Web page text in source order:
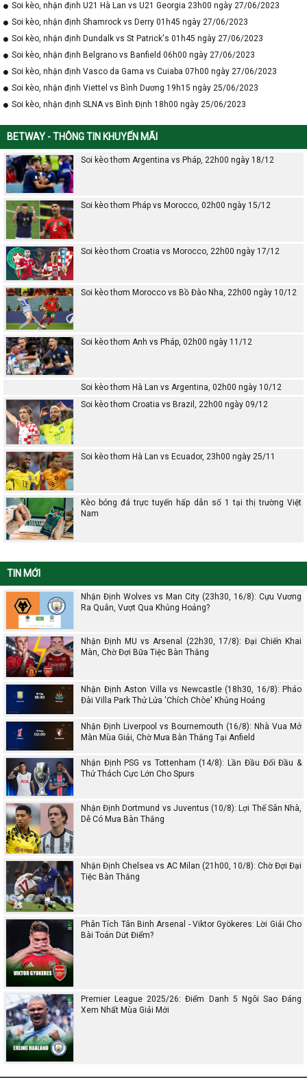
Soi kèo, nhận định U21 Hà Lan vs U21 Georgia 23h00 ngày 27/06/2023
Soi kèo, nhận định Shamrock vs Derry 01h45 ngày 27/06/2023
Soi kèo, nhận định Dundalk vs St Patrick's 01h45 ngày 27/06/2023
Soi kèo, nhận định Belgrano vs Banfield 06h00 ngày 27/06/2023
Soi kèo, nhận định Vasco da Gama vs Cuiaba 07h00 ngày 27/06/2023
Soi kèo, nhận định Viettel vs Bình Dương 19h15 ngày 25/06/2023
Soi kèo, nhận định SLNA vs Bình Định 18h00 ngày 25/06/2023
BETWAY - THÔNG TIN KHUYẾN MÃI
Soi kèo thơm Argentina vs Pháp, 22h00 ngày 18/12
Soi kèo thơm Pháp vs Morocco, 02h00 ngày 15/12
Soi kèo thơm Croatia vs Morocco, 22h00 ngày 17/12
Soi kèo thơm Morocco vs Bồ Đào Nha, 22h00 ngày 10/12
Soi kèo thơm Anh vs Pháp, 02h00 ngày 11/12
Soi kèo thơm Hà Lan vs Argentina, 02h00 ngày 10/12
Soi kèo thơm Croatia vs Brazil, 22h00 ngày 09/12
Soi kèo thơm Hà Lan vs Ecuador, 23h00 ngày 25/11
Kèo bóng đá trực tuyến hấp dẫn số 1 tại thị trường Việt
Nam
TIN MỚI
Nhận Định Wolves vs Man City (23h30, 16/8): Cựu Vương
Ra Quân, Vượt Qua Khủng Hoảng?
Nhận Định MU vs Arsenal (22h30, 17/8): Đại Chiến Khai
Màn, Chờ Đợi Bữa Tiệc Bàn Thắng
Nhận Định Aston Villa vs Newcastle (18h30, 16/8): Pháo
Đài Villa Park Thử Lửa 'Chích Chòe' Khủng Hoảng
Nhận Định Liverpool vs Bournemouth (16/8): Nhà Vua Mở
Màn Mùa Giải, Chờ Mưa Bàn Thắng Tại Anfield
Nhận Định PSG vs Tottenham (14/8): Lần Đầu Đối Đầu &
Thử Thách Cực Lớn Cho Spurs
Nhận Định Dortmund vs Juventus (10/8): Lợi Thế Sân Nhà,
Dễ Có Mưa Bàn Thắng
Nhận Định Chelsea vs AC Milan (21h00, 10/8): Chờ Đợi Đại
Tiệc Bàn Thắng
Phân Tích Tân Binh Arsenal - Viktor Gyökeres: Lời Giải Cho
Bài Toán Dứt Điểm?
Premier League 2025/26: Điểm Danh 5 Ngôi Sao Đáng
Xem Nhất Mùa Giải Mới